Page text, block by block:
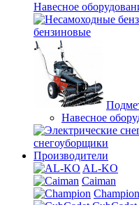
Навесное
бензиновые
Навесное
снегоуборщики
Производители
AL-KO
Caiman
Champion